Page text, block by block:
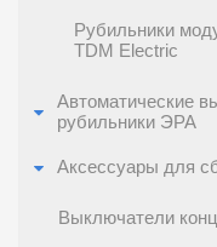
Рубильники
TDM Electric
Автоматические
рубильники ЭРА
Аксессуары для
Выключатели